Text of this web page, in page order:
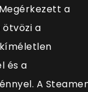
a
ötvözi a
és a
A